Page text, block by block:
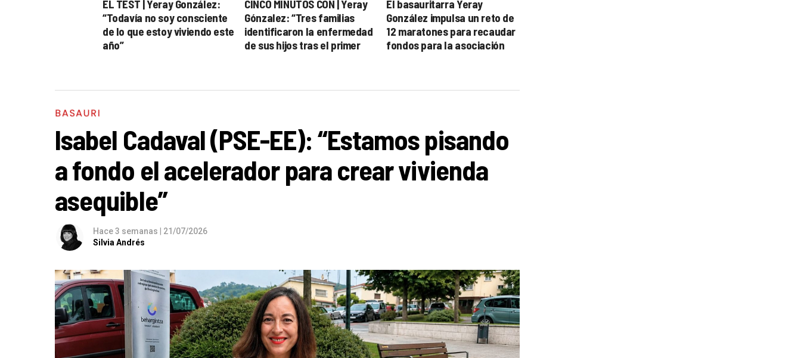
EL TEST | Yeray González:
“Todavía no soy consciente
de lo que estoy viviendo este
año”
CINCO MINUTOS CON | Yeray
Gónzalez: “Tres familias
identificaron la enfermedad
de sus hijos tras el primer
El basauritarra Yeray
González impulsa un reto de
12 maratones para recaudar
fondos para la asociación
BASAURI
Isabel Cadaval (PSE-EE): “Estamos pisando
a fondo el acelerador para crear vivienda
asequible”
Hace 3 semanas | 21/07/2026
Silvia Andrés